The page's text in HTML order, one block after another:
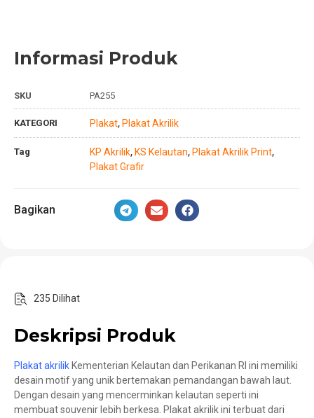
Informasi Produk
SKU PA255
KATEGORI Plakat, Plakat Akrilik
Tag KP Akrilik, KS Kelautan, Plakat Akrilik Print,
Plakat Grafir
Bagikan
235 Dilihat
Deskripsi Produk
Plakat akrilik Kementerian Kelautan dan Perikanan RI ini memiliki
desain motif yang unik bertemakan pemandangan bawah laut.
Dengan desain yang mencerminkan kelautan seperti ini
membuat souvenir lebih berkesa. Plakat akrilik ini terbuat dari